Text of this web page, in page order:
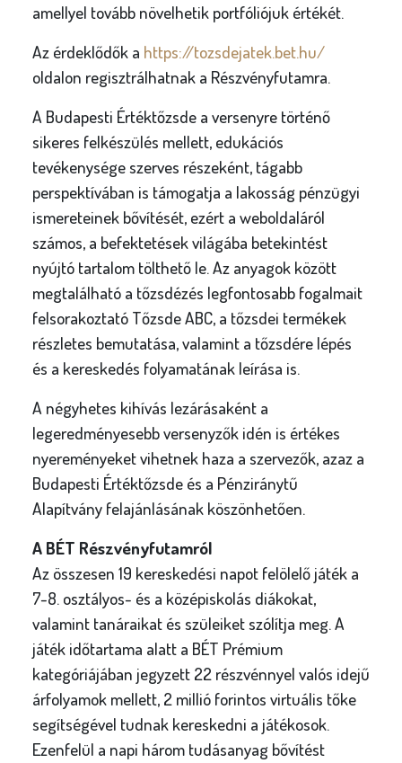
amellyel tovább növelhetik portfóliójuk értékét.
Az érdeklődők a https://tozsdejatek.bet.hu/
oldalon regisztrálhatnak a Részvényfutamra.
A Budapesti Értéktőzsde a versenyre történő
sikeres felkészülés mellett, edukációs
tevékenysége szerves részeként, tágabb
perspektívában is támogatja a lakosság pénzügyi
ismereteinek bővítését, ezért a weboldaláról
számos, a befektetések világába betekintést
nyújtó tartalom tölthető le. Az anyagok között
megtalálható a tőzsdézés legfontosabb fogalmait
felsorakoztató Tőzsde ABC, a tőzsdei termékek
részletes bemutatása, valamint a tőzsdére lépés
és a kereskedés folyamatának leírása is.
A négyhetes kihívás lezárásaként a
legeredményesebb versenyzők idén is értékes
nyereményeket vihetnek haza a szervezők, azaz a
Budapesti Értéktőzsde és a Pénziránytű
Alapítvány felajánlásának köszönhetően.
A BÉT Részvényfutamról
Az összesen 19 kereskedési napot felölelő játék a
7-8. osztályos- és a középiskolás diákokat,
valamint tanáraikat és szüleiket szólítja meg. A
játék időtartama alatt a BÉT Prémium
kategóriájában jegyzett 22 részvénnyel valós idejű
árfolyamok mellett, 2 millió forintos virtuális tőke
segítségével tudnak kereskedni a játékosok.
Ezenfelül a napi három tudásanyag bővítést